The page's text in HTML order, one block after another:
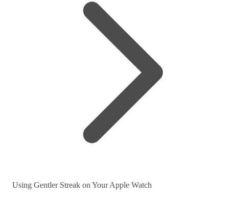
Using Gentler Streak on Your Apple Watch